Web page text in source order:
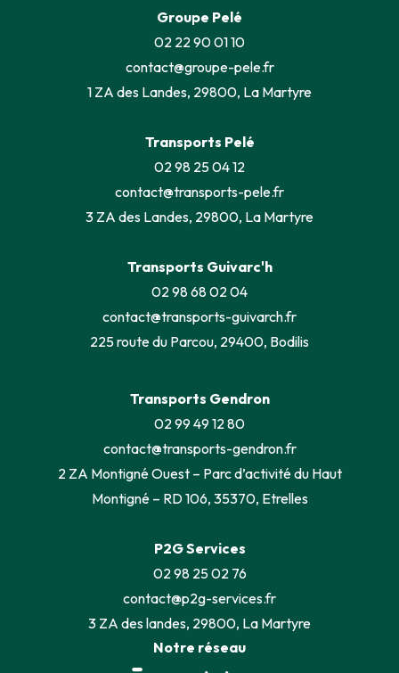
Groupe Pelé
02 22 90 01 10
contact@groupe-pele.fr
1 ZA des Landes, 29800, La Martyre
Transports Pelé
02 98 25 04 12
contact@transports-pele.fr
3 ZA des Landes, 29800, La Martyre
Transports Guivarc'h
02 98 68 02 04
contact@transports-guivarch.fr
225 route du Parcou, 29400, Bodilis
Transports Gendron
02 99 49 12 80
contact@transports-gendron.fr
2 ZA Montigné Ouest – Parc d’activité du Haut
Montigné – RD 106, 35370, Etrelles
P2G Services
02 98 25 02 76
contact@p2g-services.fr
3 ZA des landes, 29800, La Martyre
Notre réseau